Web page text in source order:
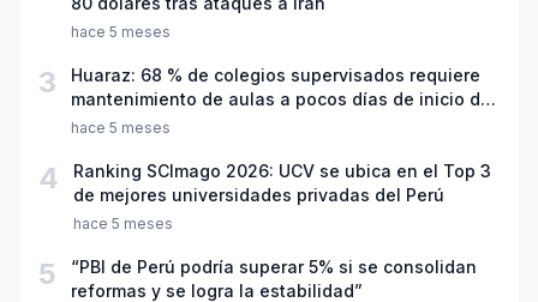
hace 5 meses
3
Huaraz: 68 % de colegios supervisados requiere
mantenimiento de aulas a pocos días de inicio del
año escolar 2026
hace 5 meses
4
Ranking SCImago 2026: UCV se ubica en el Top 3
de mejores universidades privadas del Perú
hace 5 meses
5
“PBI de Perú podría superar 5% si se consolidan
reformas y se logra la estabilidad”